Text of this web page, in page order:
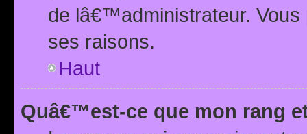
de lâ€™administrateur.
ses raisons.
Haut
Quâ€™est-ce que mon rang